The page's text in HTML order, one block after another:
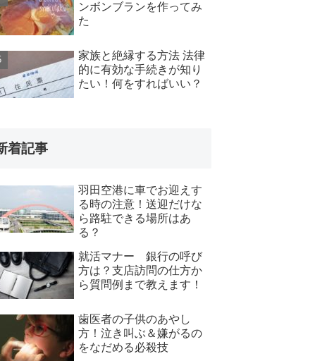
ンボンブランを作ってみ
た
家族と絶縁する方法 法律
的に有効な手続きが知り
たい！何をすればいい？
着記事
羽田空港に車でお迎えす
る時の注意！送迎だけな
ら路駐できる場所はあ
る？
就活マナー 銀行の呼び
方は？支店訪問の仕方か
ら質問例まで教えます！
歯医者の子供のあやし
方！泣き叫ぶ＆嫌がるの
をなだめる必殺技